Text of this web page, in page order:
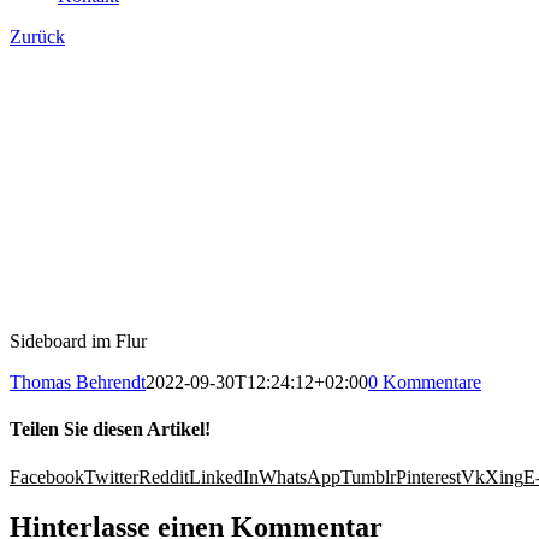
Zurück
Sideboard im Flur
Thomas Behrendt2022-09-30T12:24:12+02:000 Kommentare
Teilen Sie diesen Artikel!
FacebookTwitterRedditLinkedInWhatsAppTumblrPinterestVkXing
Hinterlasse einen Kommentar